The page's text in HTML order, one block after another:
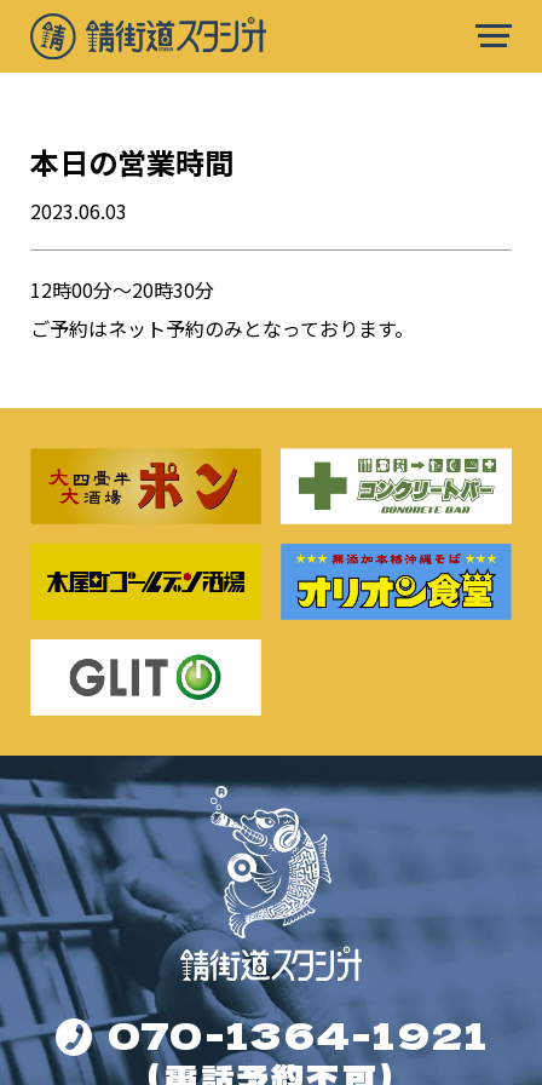
本日の営業時間
2023.06.03
12時00分〜20時30分
ご予約はネット予約のみとなっております。
070-1364-1921